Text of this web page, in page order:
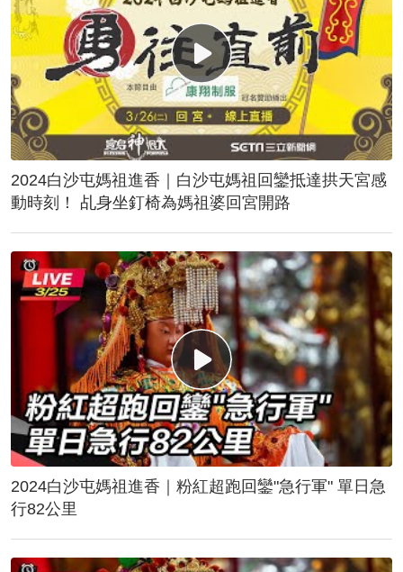
2024白沙屯媽祖進香｜白沙屯媽祖回鑾抵達拱天宮感
動時刻！ 乩身坐釘椅為媽祖婆回宮開路
2024白沙屯媽祖進香｜粉紅超跑回鑾"急行軍" 單日急
行82公里